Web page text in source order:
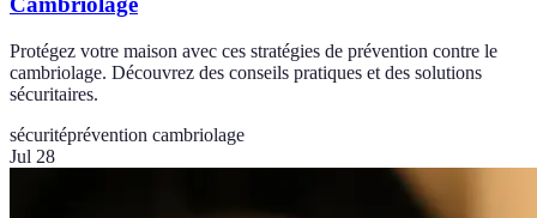
Protégez votre maison avec ces stratégies de prévention contre le
cambriolage. Découvrez des conseils pratiques et des solutions
sécuritaires.
sécuritéprévention cambriolage
Jul 28